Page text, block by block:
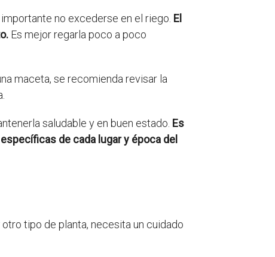
no excederse en el riego. El
Es mejor regarla poco a poco
maceta, se recomienda revisar la
saludable y en buen estado. Es
de cada lugar y época del
tipo de planta, necesita un cuidado